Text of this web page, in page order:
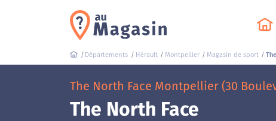
Départements Hérault Montpellier Magasin de sport
The North Face Montpellier (30
The North Face